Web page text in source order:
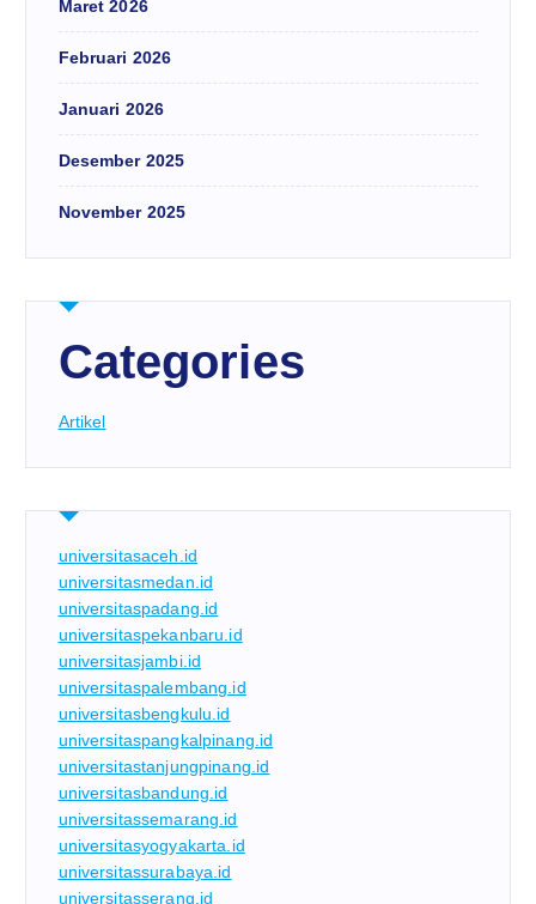
Maret 2026
Februari 2026
Januari 2026
Desember 2025
November 2025
Categories
Artikel
universitasaceh.id
universitasmedan.id
universitaspadang.id
universitaspekanbaru.id
universitasjambi.id
universitaspalembang.id
universitasbengkulu.id
universitaspangkalpinang.id
universitastanjungpinang.id
universitasbandung.id
universitassemarang.id
universitasyogyakarta.id
universitassurabaya.id
universitasserang.id